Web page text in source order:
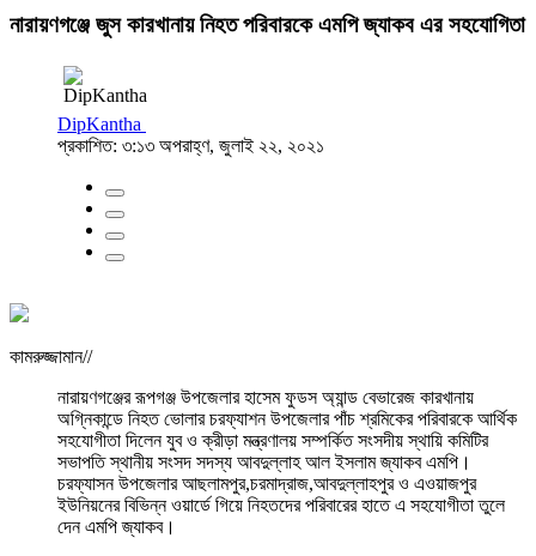
নারায়ণগঞ্জে জুস কারখানায় নিহত পরিবারকে এমপি জ্যাকব এর সহযোগিতা
DipKantha
প্রকাশিত: ৩:১৩ অপরাহ্ণ, জুলাই ২২, ২০২১
কামরুজ্জামান//
নারায়ণগঞ্জের রূপগঞ্জ উপজেলার হাসেম ফুডস অ্যান্ড বেভারেজ কারখানায়
অগ্নিকান্ডে নিহত ভোলার চরফ্যাশন উপজেলার পাঁচ শ্রমিকের পরিবারকে আর্থিক
সহযোগীতা দিলেন যুব ও ক্রীড়া মন্ত্রণালয় সম্পর্কিত সংসদীয় স্থায়ি কমিটির
সভাপতি স্থানীয় সংসদ সদস্য আবদুল্লাহ আল ইসলাম জ্যাকব এমপি।
চরফ্যাসন উপজেলার আছলামপুর,চরমাদ্রাজ,আবদুল্লাহপুর ও এওয়াজপুর
ইউনিয়নের বিভিন্ন ওয়ার্ডে গিয়ে নিহতদের পরিবারের হাতে এ সহযোগীতা তুলে
দেন এমপি জ্যাকব।